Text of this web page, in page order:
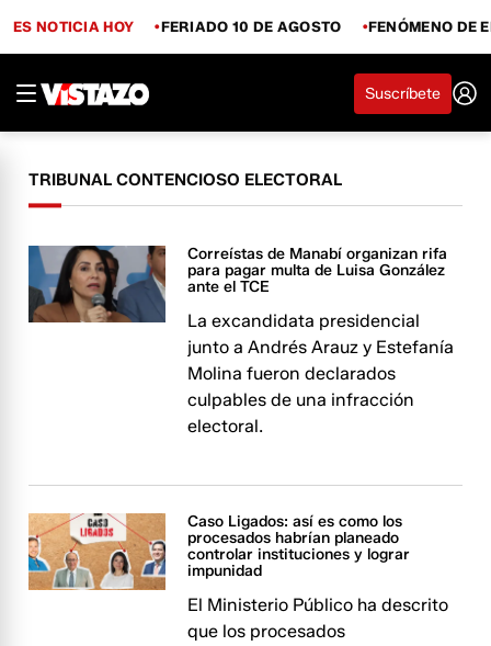
ES NOTICIA HOY FERIADO 10 DE AGOSTO FENÓMENO DE
Suscríbete
TRIBUNAL CONTENCIOSO ELECTORAL
Correístas de Manabí organizan rifa
para pagar multa de Luisa González
ante el TCE
La excandidata presidencial
junto a Andrés Arauz y Estefanía
Molina fueron declarados
culpables de una infracción
electoral.
Caso Ligados: así es como los
procesados habrían planeado
controlar instituciones y lograr
impunidad
El Ministerio Público ha descrito
que los procesados